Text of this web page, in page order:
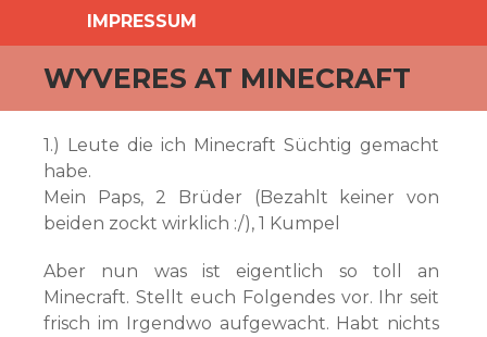
IMPRESSUM
WYVERES AT MINECRAFT
1.) Leute die ich Minecraft Süchtig gemacht
habe.
Mein Paps, 2 Brüder (Bezahlt keiner von
beiden zockt wirklich :/), 1 Kumpel
Aber nun was ist eigentlich so toll an
Minecraft. Stellt euch Folgendes vor. Ihr seit
frisch im Irgendwo aufgewacht. Habt nichts